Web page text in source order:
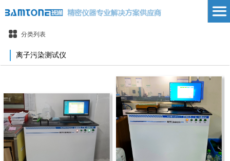
分类列表
离子污染测试仪